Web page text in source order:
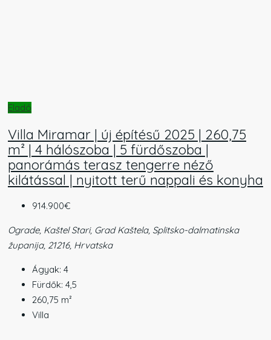
Eladó
Villa Miramar | új építésű 2025 | 260,75
m² | 4 hálószoba | 5 fürdőszoba |
panorámás terasz tengerre néző
kilátással | nyitott terű nappali és konyha
914.900€
Ograde, Kaštel Stari, Grad Kaštela, Splitsko-dalmatinska
županija, 21216, Hrvatska
Ágyak: 4
Fürdők: 4,5
260,75 m²
Villa